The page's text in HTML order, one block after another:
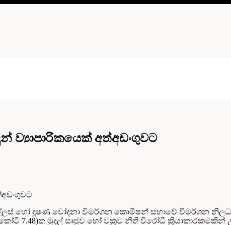
අත්අඩංගුවට
හෝ දූෂණ චෝදනා විමර්ශන කොමිෂන් සභාවේ විමර්ශන
7.48)ක මුදල් සෘජුව හෝ වක්‍රව නීති විරෝධී